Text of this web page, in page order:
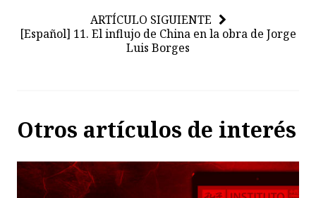
ARTÍCULO SIGUIENTE
[Español] 11. El influjo de China en la obra de Jorge
Luis Borges
Otros artículos de interés